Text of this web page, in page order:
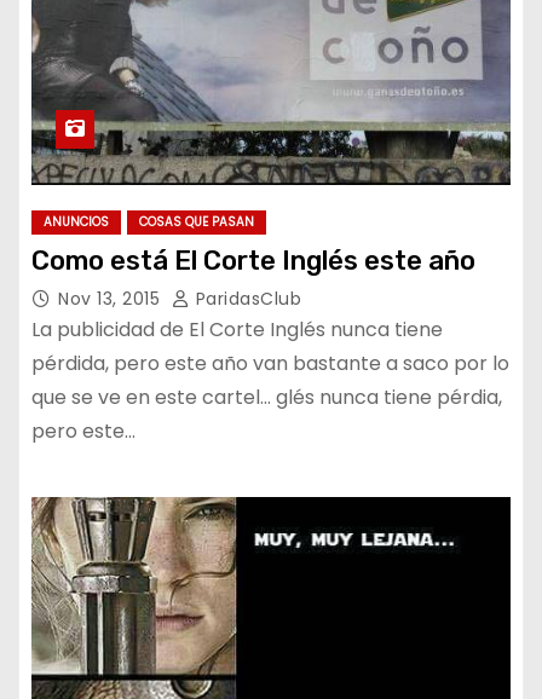
ANUNCIOS COSAS QUE PASAN
Como está El Corte Inglés este año
Nov 13, 2015 ParidasClub
La publicidad de El Corte Inglés nunca tiene
pérdida, pero este año van bastante a saco por lo
que se ve en este cartel… glés nunca tiene pérdia,
pero este…